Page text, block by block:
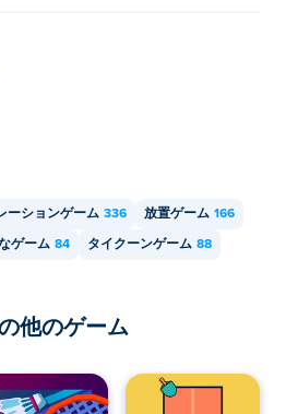
ーションゲーム 336 放置ゲーム 166
ゲーム 84 タイクーンゲーム 88
他のゲーム